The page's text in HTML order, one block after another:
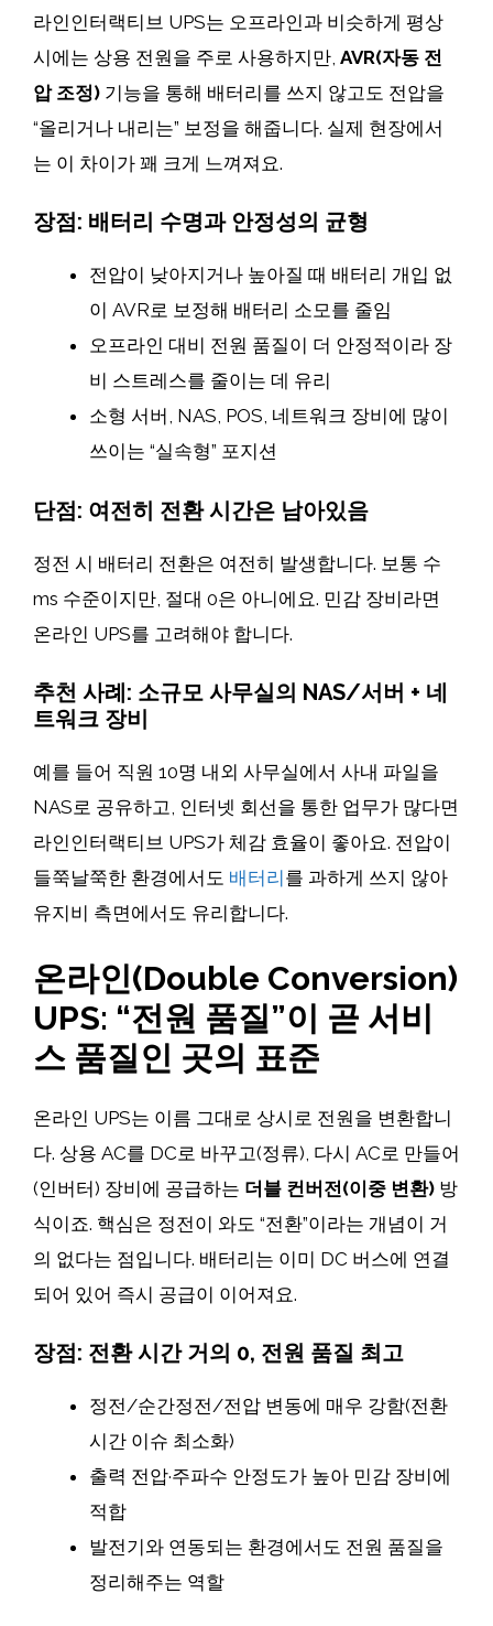
라인인터랙티브 UPS는 오프라인과 비슷하게 평상
시에는 상용 전원을 주로 사용하지만, AVR(자동 전
압 조정) 기능을 통해 배터리를 쓰지 않고도 전압을
“올리거나 내리는” 보정을 해줍니다. 실제 현장에서
는 이 차이가 꽤 크게 느껴져요.
장점: 배터리 수명과 안정성의 균형
전압이 낮아지거나 높아질 때 배터리 개입 없
이 AVR로 보정해 배터리 소모를 줄임
오프라인 대비 전원 품질이 더 안정적이라 장
비 스트레스를 줄이는 데 유리
소형 서버, NAS, POS, 네트워크 장비에 많이
쓰이는 “실속형” 포지션
단점: 여전히 전환 시간은 남아있음
정전 시 배터리 전환은 여전히 발생합니다. 보통 수
ms 수준이지만, 절대 0은 아니에요. 민감 장비라면
온라인 UPS를 고려해야 합니다.
추천 사례: 소규모 사무실의 NAS/서버 + 네
트워크 장비
예를 들어 직원 10명 내외 사무실에서 사내 파일을
NAS로 공유하고, 인터넷 회선을 통한 업무가 많다면
라인인터랙티브 UPS가 체감 효율이 좋아요. 전압이
들쭉날쭉한 환경에서도 배터리 를 과하게 쓰지 않아
유지비 측면에서도 유리합니다.
온라인(Double Conversion)
UPS: “전원 품질”이 곧 서비
스 품질인 곳의 표준
온라인 UPS는 이름 그대로 상시로 전원을 변환합니
다. 상용 AC를 DC로 바꾸고(정류), 다시 AC로 만들어
(인버터) 장비에 공급하는 더블 컨버전(이중 변환) 방
식이죠. 핵심은 정전이 와도 “전환”이라는 개념이 거
의 없다는 점입니다. 배터리는 이미 DC 버스에 연결
되어 있어 즉시 공급이 이어져요.
장점: 전환 시간 거의 0, 전원 품질 최고
정전/순간정전/전압 변동에 매우 강함(전환
시간 이슈 최소화)
출력 전압·주파수 안정도가 높아 민감 장비에
적합
발전기와 연동되는 환경에서도 전원 품질을
정리해주는 역할